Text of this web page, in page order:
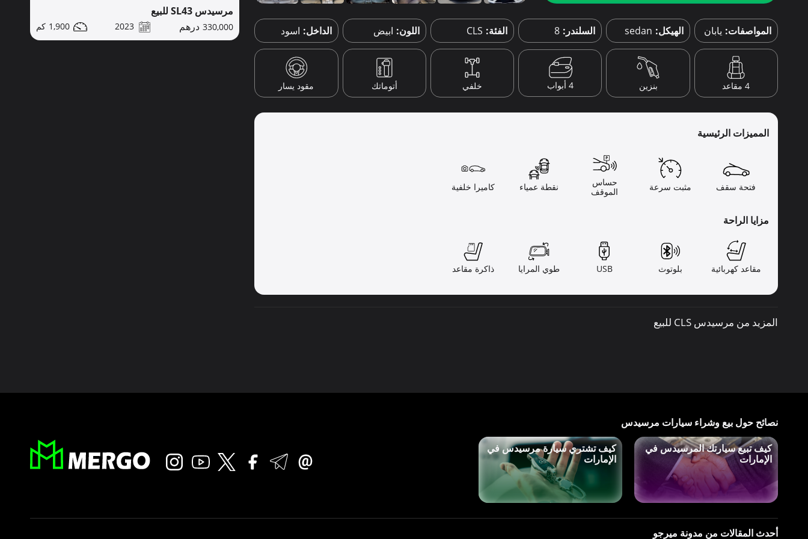
المواصفات: يابان الهيكل: sedan السلندر: 8 الفئة: CLS اللون: ابيض الداخل: اسود
4 مقاعد بنزين 4 أبواب خلفي أتوماتك مقود يسار
المميزات الرئيسية
فتحة سقف مثبت سرعة
حساس
الموقف
نقطة عمياء كاميرا خلفية
مزايا الراحة
مقاعد كهربائية بلوتوث USB طوي المرايا ذاكرة مقاعد
المزيد من مرسيدس CLS للبيع
مرسيدس SL43 للبيع
330,000
2023
1,900
نصائح حول بيع وشراء سيارات مرسيدس
كيف تبيع سيارتك المرسيدس في
الإمارات
كيف تشتري سيارة مرسيدس في
الإمارات
أحدث المقالات من مدونة ميرجو